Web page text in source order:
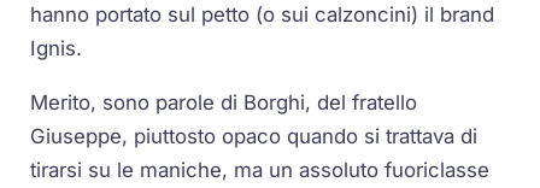
hanno portato sul petto (o sui calzoncini) il brand
Ignis.
Merito, sono parole di Borghi, del fratello
Giuseppe, piuttosto opaco quando si trattava di
tirarsi su le maniche, ma un assoluto fuoriclasse